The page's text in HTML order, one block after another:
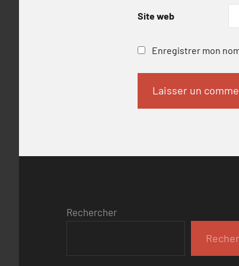
Site web
Enregistrer mon
Rechercher